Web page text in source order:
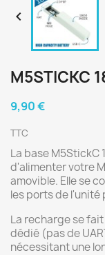

M5STICKC
9,90 €
TTC
La base M5StickC
d'alimenter votre
amovible. Elle se
les ports de l'unité
La recharge se
dédié (pas de
nécessitant une